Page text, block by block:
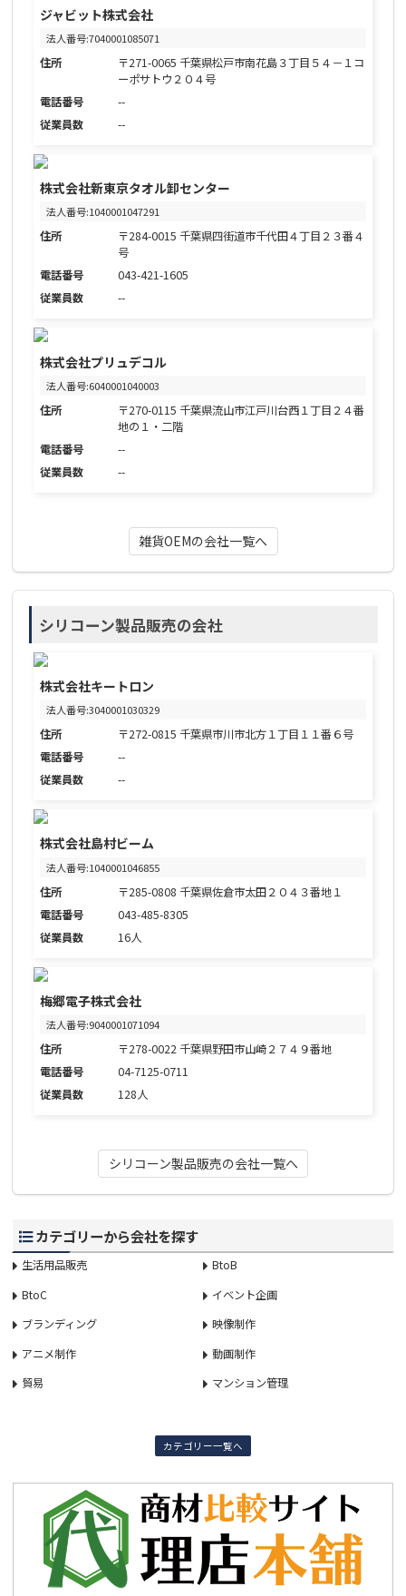
ジャビット株式会社
法人番号:7040001085071
住所
〒271-0065 千葉県松戸市南花島３丁目５４－１コ
ーポサトウ２０４号
電話番号
--
従業員数
--
株式会社新東京タオル卸センター
法人番号:1040001047291
住所
〒284-0015 千葉県四街道市千代田４丁目２３番４
号
電話番号
043-421-1605
従業員数
--
株式会社プリュデコル
法人番号:6040001040003
住所
〒270-0115 千葉県流山市江戸川台西１丁目２４番
地の１・二階
電話番号
--
従業員数
--
雑貨OEMの会社一覧へ
シリコーン製品販売の会社
株式会社キートロン
法人番号:3040001030329
住所
〒272-0815 千葉県市川市北方１丁目１１番６号
電話番号
--
従業員数
--
株式会社島村ビーム
法人番号:1040001046855
住所
〒285-0808 千葉県佐倉市太田２０４３番地１
電話番号
043-485-8305
従業員数
16人
梅郷電子株式会社
法人番号:9040001071094
住所
〒278-0022 千葉県野田市山崎２７４９番地
電話番号
04-7125-0711
従業員数
128人
シリコーン製品販売の会社一覧へ
カテゴリーから会社を探す
生活用品販売
BtoB
BtoC
イベント企画
ブランディング
映像制作
アニメ制作
動画制作
貿易
マンション管理
カテゴリー一覧へ